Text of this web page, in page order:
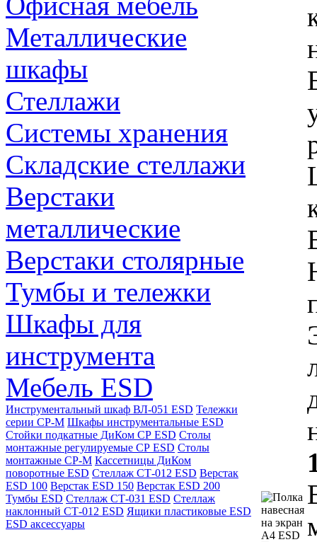
Металлические
шкафы
Стеллажи
Системы хранения
Складские стеллажи
Верстаки
металлические
Верстаки столярные
Тумбы и тележки
Шкафы для
инструмента
Мебель ESD
Инструментальный шкаф ВЛ-051 ESD Тележки
серии СР-М Шкафы инструментальные ESD
Стойки подкатные ДиКом СР ESD Столы
монтажные регулируемые СР ESD Столы
монтажные СР-М Кассетницы ДиКом
поворотные ESD Стеллаж СТ-012 ESD Верстак
ESD 100 Верстак ESD 150 Верстак ESD 200
Тумбы ESD Стеллаж СТ-031 ESD Стеллаж
наклонный СТ-012 ESD Ящики пластиковые ESD
ESD аксессуары